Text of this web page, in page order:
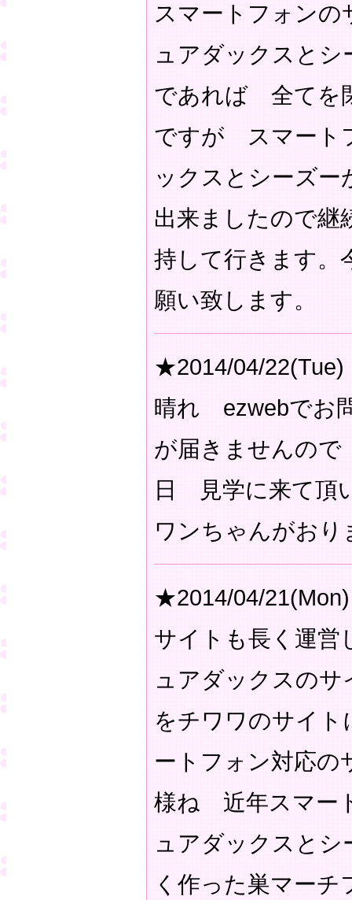
スマートフォン
ュアダックスとシ
であれば 全てを
ですが スマート
ックスとシーズー
出来ましたので継
持して行きます
願い致します。
★2014/04/22(Tue)
晴れ ezwebでお
が届きませんの
日 見学に来て頂
ワンちゃんがおり
★2014/04/21(Mon)
サイトも長く運
ュアダックスの
をチワワのサイ
ートフォン対応の
様ね 近年スマー
ュアダックスと
く作った巣マー